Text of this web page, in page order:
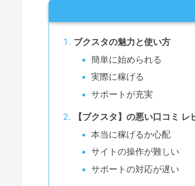
ブクスタの魅力と使い方
簡単に始められる
実際に稼げる
サポートが充実
【ブクスタ】の悪い口コミ レ
本当に稼げるか心配
サイトの操作が難しい
サポートの対応が遅い